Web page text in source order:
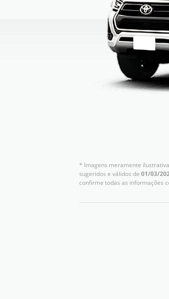
* Imagens meramente
sugeridos e válidos de 01/03/
confirme todas as informações